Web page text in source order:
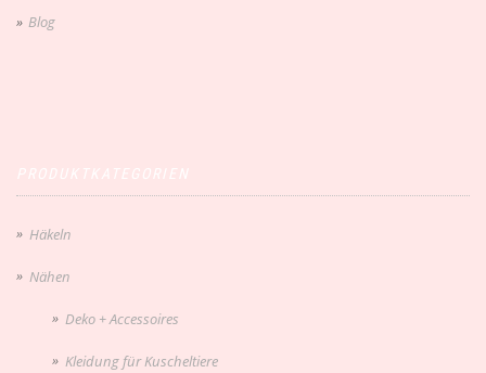
Blog
Häkeln
Nähen
Deko + Accessoires
Kleidung für Kuscheltiere